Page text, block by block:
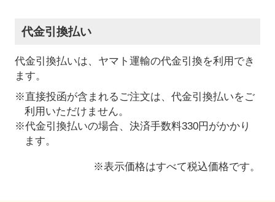
代金引換払い
代金引換払いは、ヤマト運輸の代金引換を利用でき
ます。
※直接投函が含まれるご注文は、代金引換払いをご
利用いただけません。
※代金引換払いの場合、決済手数料330円がかかり
ます。
※表示価格はすべて税込価格です。